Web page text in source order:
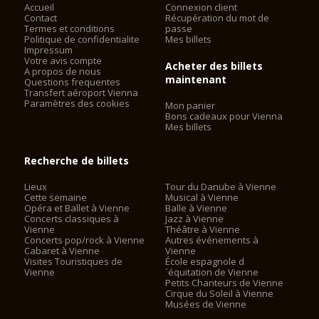
vie commençait à nouveau pour ce pays qui avait tout juste
de reprendre son indépendance .
Aujourd'hui, l'Opéra d'État de Vienne est considérée comme
l'une des plus importantes maisons d'opéra dans le monde,
en particulier, il est de la maison avec le plus grand répertoire.
Il a été sous la direction de Dominique Meyer, avec le
directeur musical Franz Welser -Möst , depuis le 1er
Accueil
Contact
Termes et conditions
Politique de confidentialite
Impressum
Votre avis compte
A propos de nous
Questions frequentes
Transfert aéroport Vienna
Paramètres des cookies
Connexion client
Récupération du mot de
passe
Mes billets
Acheter des billets
maintenant
Mon panier
Bons cadeaux pour Vienna
Mes billets
Recherche de billets
Lieux
Cette semaine
Opéra et Ballet à Vienne
Concerts classiques à
Vienne
Concerts pop/rock à Vienne
Cabaret à Vienne
Visites Touristiques de
Vienne
Tour du Danube à Vienne
Musical à Vienne
Balle à Vienne
Jazz à Vienne
Théâtre à Vienne
Autres événements à
Vienne
École espagnole d
´équitation de Vienne
Petits Chanteurs de Vienne
Cirque du Soleil à Vienne
Musées de Vienne